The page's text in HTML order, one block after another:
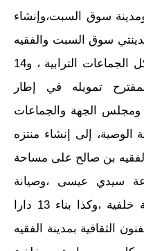
سوق السبت،وإنشاء
سوق السبت والفقيه
بن صالح ، و 16 ملعبا للقرب بكل الجماعات الترابية ، و14
تمويله في إطار
الجهة والجماعات
الوصية، إلى إنشاء منتزه
بن صالح على مساحة
سيدي عيسى ،وصيانة
وترميم القصبة الزيدانية بجماعة خلفية ،وكذا بناء 13 دارا
الثقافية بمدينة الفقيه